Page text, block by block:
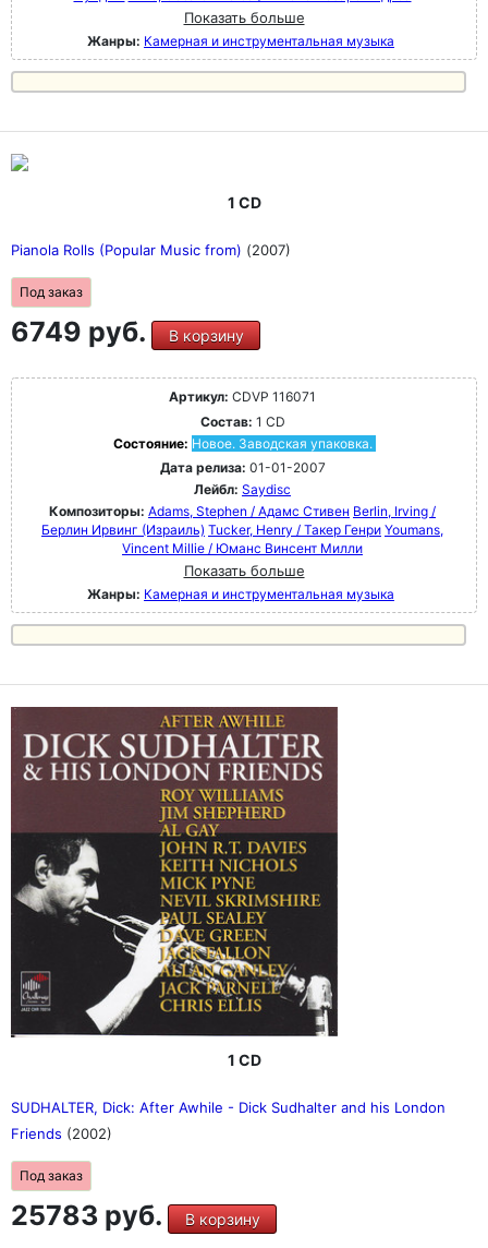
Показать больше
Жанры: Камерная и инструментальная музыка
1 CD
Pianola Rolls (Popular Music from) (2007)
Под заказ
6749 руб. В корзину
Артикул: CDVP 116071
Состав: 1 CD
Состояние: Новое. Заводская упаковка.
Дата релиза: 01-01-2007
Лейбл: Saydisc
Композиторы: Adams, Stephen / Адамс Стивен Berlin, Irving /
Берлин Ирвинг (Израиль) Tucker, Henry / Такер Генри Youmans,
Vincent Millie / Юманс Винсент Милли
Показать больше
Жанры: Камерная и инструментальная музыка
1 CD
SUDHALTER, Dick: After Awhile - Dick Sudhalter and his London
Friends (2002)
Под заказ
25783 руб. В корзину